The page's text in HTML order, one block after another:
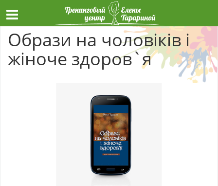
Образи на чоловіків і
жіноче здоров`я